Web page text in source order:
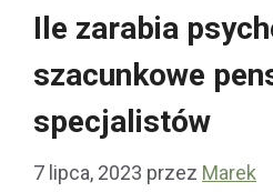
Ile zarabia
szacunkowe
specjalistów
7 lipca, 2023 przez Marek